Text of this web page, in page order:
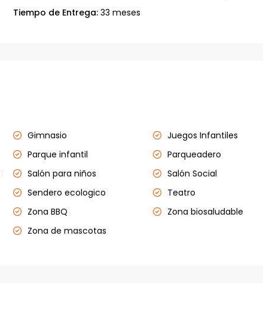
Tiempo de Entrega:33 meses
Gimnasio
Juegos Infantiles
Parque infantil
Parqueadero
Salón para niños
Salón Social
Sendero ecologico
Teatro
Zona BBQ
Zona biosaludable
Zona de mascotas